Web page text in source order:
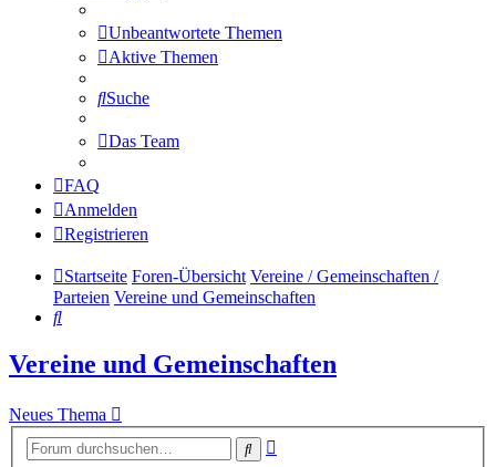
Unbeantwortete Themen
Aktive Themen
Suche
Das Team
FAQ
Anmelden
Registrieren
Startseite Foren-Übersicht Vereine / Gemeinschaften /
Parteien Vereine und Gemeinschaften
Suche
Vereine und Gemeinschaften
Neues Thema
Suche